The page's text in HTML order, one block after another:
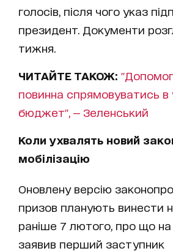
голосів, після чого указ
президент. Документи
тижня.
ЧИТАЙТЕ ТАКОЖ:
повинна спрямовуватись в
бюджет", — Зеленський
Коли ухвалять новий
мобілізацію
Оновлену версію
призов планують винести
раніше 7 лютого, про що на
заявив перший заступник